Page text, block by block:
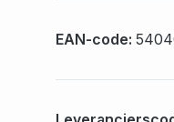
EAN-code: